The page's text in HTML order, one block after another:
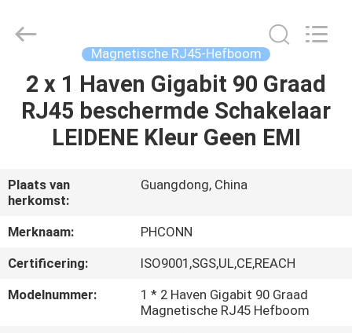
HUIS
PRODUCTEN
ONGEVEER
ONS
FABRIEKSREIS
KWALITEITSCONTROLE
Reserved.
Magnetische RJ45-Hefboom
2 x 1 Haven Gigabit 90 Graad
RJ45 beschermde Schakelaar
LEIDENE Kleur Geen EMI
Plaats van
herkomst:
Guangdong, China
Merknaam:
PHCONN
Certificering:
ISO9001,SGS,UL,CE,REACH
Modelnummer:
1 * 2 Haven Gigabit 90 Graad
Magnetische RJ45 Hefboom